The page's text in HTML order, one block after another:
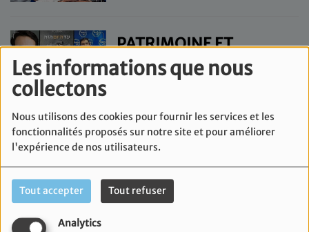
Les informations que nous
collectons
Nous utilisons des cookies pour fournir les services et les
fonctionnalités proposés sur notre site et pour améliorer
l'expérience de nos utilisateurs.
Tout accepter Tout refuser
Analytics
PATRIMOINE ET
CULTURE DU JUDAÏSME
- JEUDI 7 NOVEMBRE
PATRIMOINE ET
CULTURE DU JUDAÏSME
- JEUDI 31 OCTOBRE
PATRIMOINE ET